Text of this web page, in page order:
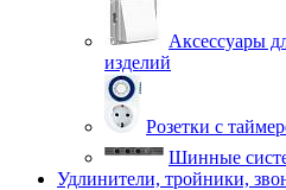
Аксессуары
изделий
Розетки с
Шинные
Удлинители, тройники,